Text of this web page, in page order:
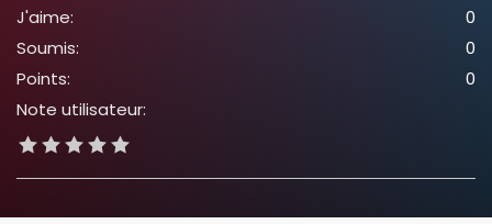
J'aime:
0
Soumis:
0
Points:
0
Note utilisateur: